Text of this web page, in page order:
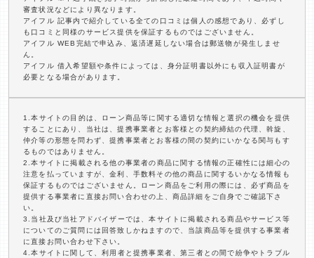
審査状況などにより異なります。
アイフル 記事内で紹介している全ての口コミは個人の感想であり、必ずし
も口コミと同様のサービス提供を保証するものではございません。
アイフル WEB完結で申込み、返済遅延しない場合は郵送物が発生しませ
ん。
アイフル 借入希望額や条件によっては、身分証明書以外にも収入証明書が
必要となる場合があります。
1.本サイトの目的は、ローン商品等に関する適切な情報と選択の機会を提供
することにあり、当社は、提携事業者とお客様との契約締結の代理、斡旋、
仲介等の形態を問わず、提携事業者とお客様の間の契約にいかなる関与もす
るものではありません。
2.本サイトに掲載される他の事業者の商品に関する情報の正確性には細心の
注意を払っていますが、金利、手数料その他の商品に関するいかなる情報も
保証するものではございません。ローン商品をご利用の際には、必ず商品を
提供する事業者に直接お問い合わせの上、商品詳細をご自身でご確認下さ
い。
3.当社及び当社アドバイザーでは、本サイトに掲載される商品やサービス等
についてのご質問には回答致しかねますので、当該商品等を提供する事業者
に直接お問い合わせ下さい。
4.本サイトに関して、利用者と提携事業者、第三者との間で紛争やトラブル